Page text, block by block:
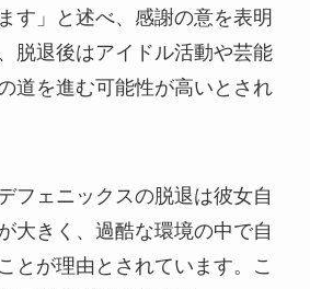
す」と述べ、感謝の意を表明
脱退後はアイドル活動や芸能
道を進む可能性が高いとされ
フェニックスの脱退は彼女自
大きく、過酷な環境の中で自
とが理由とされています。こ